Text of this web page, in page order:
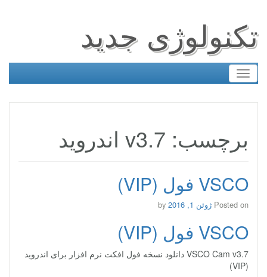
تکنولوژی جدید
Toggle
navigation
برچسب: v3.7 اندروید
VSCO فول (VIP)
Posted on ژوئن 1, 2016
VSCO فول (VIP)
VSCO Cam v3.7 دانلود نسخه فول افکت نرم افزار برای اندروید
(VIP)